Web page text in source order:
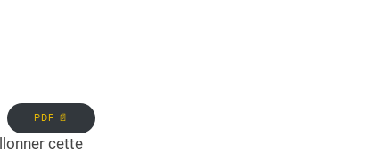
PDF 📄
cette